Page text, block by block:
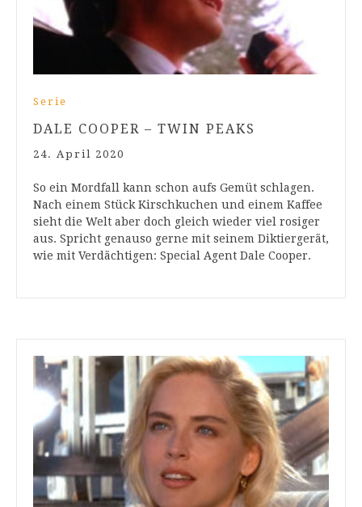
Serie
DALE COOPER – TWIN PEAKS
24. April 2020
So ein Mordfall kann schon aufs Gemüt schlagen.
Nach einem Stück Kirschkuchen und einem Kaffee
sieht die Welt aber doch gleich wieder viel rosiger
aus. Spricht genauso gerne mit seinem Diktiergerät,
wie mit Verdächtigen: Special Agent Dale Cooper.